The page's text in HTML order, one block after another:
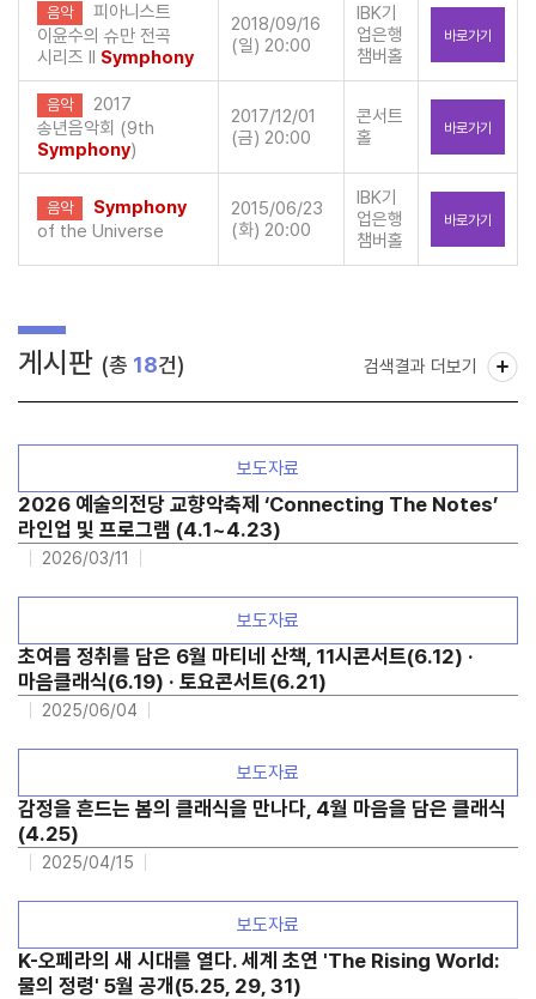
음악
피아니스트
이윤수의 슈만 전곡
시리즈 II Symphony
2018/09/16
(일) 20:00
IBK기
업은행
챔버홀
바로가기
음악
2017
송년음악회 (9th
Symphony)
2017/12/01
(금) 20:00
콘서트
홀
바로가기
음악
Symphony
of the Universe
2015/06/23
(화) 20:00
IBK기
업은행
챔버홀
바로가기
게시판 (총 18건) 검색결과 더보기
보도자료
2026 예술의전당 교향악축제 ‘Connecting The Notes’
라인업 및 프로그램 (4.1~4.23)
2026/03/11
보도자료
초여름 정취를 담은 6월 마티네 산책, 11시콘서트(6.12) ·
마음클래식(6.19) · 토요콘서트(6.21)
2025/06/04
보도자료
감정을 흔드는 봄의 클래식을 만나다, 4월 마음을 담은 클래식
(4.25)
2025/04/15
보도자료
K-오페라의 새 시대를 열다. 세계 초연 'The Rising World:
물의 정령' 5월 공개(5.25, 29, 31)